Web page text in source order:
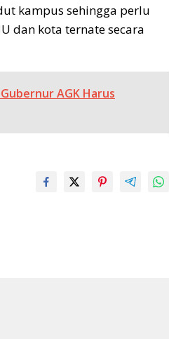
kampus sehingga perlu
dan kota ternate secara
AGK Harus